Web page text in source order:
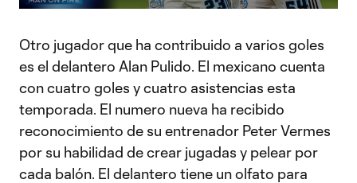
Video
Otro jugador que ha contribuido a varios goles
es el delantero Alan Pulido. El mexicano cuenta
con cuatro goles y cuatro asistencias esta
temporada. El numero nueva ha recibido
reconocimiento de su entrenador Peter Vermes
por su habilidad de crear jugadas y pelear por
cada balón. El delantero tiene un olfato para